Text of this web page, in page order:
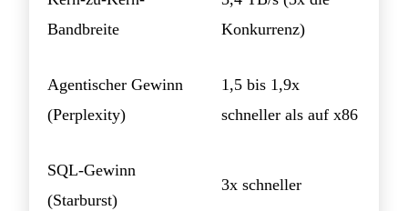
Bandbreite
Konkurrenz)
Agentischer Gewinn
(Perplexity)
1,5 bis 1,9x
schneller als auf x86
SQL-Gewinn
(Starburst)
3x schneller